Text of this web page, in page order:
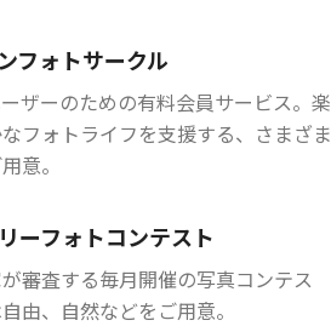
フォトサークル
ザーのための有料会員サービス。楽
フォトライフを支援する、さまざま
意。
ーフォトコンテスト
審査する毎月開催の写真コンテス
由、自然などをご用意。